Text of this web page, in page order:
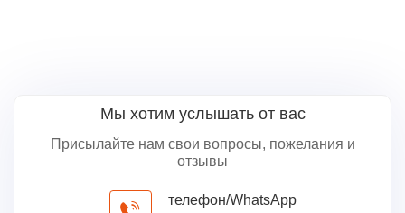
Мы хотим услышать от вас
Присылайте нам свои вопросы, пожелания и
отзывы
телефон/WhatsApp